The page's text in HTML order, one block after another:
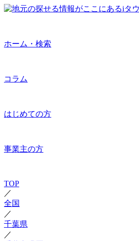
ホーム・検索
コラム
はじめての方
事業主の方
TOP
／
全国
／
千葉県
／